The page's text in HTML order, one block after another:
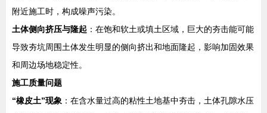
附近施工时，构成噪声污染。
土体侧向挤压与隆起 ：在饱和软土或填土区域，巨大的夯击能可能
导致夯坑周围土体发生明显的侧向挤出和地面隆起，影响加固效果
和周边场地稳定性。
施工质量问题
“橡皮土”现象 ：在含水量过高的粘性土地基中夯击，土体孔隙水压